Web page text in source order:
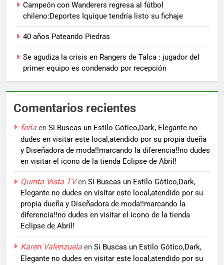
Campeón con Wanderers regresa al fútbol
chileno:Deportes Iquique tendría listo su fichaje
40 años Pateando Piedras
Se agudiza la crisis en Rangers de Talca : jugador del
primer equipo es condenado por recepción
Comentarios recientes
feña en Si Buscas un Estilo Gótico,Dark, Elegante no
dudes en visitar este local,atendido por su propia dueña
y Diseñadora de moda!!marcando la diferencia!!no dudes
en visitar el icono de la tienda Eclipse de Abril!
Quinta Vista TVen Si Buscas un Estilo Gótico,Dark,
Elegante no dudes en visitar este local,atendido por su
propia dueña y Diseñadora de moda!!marcando la
diferencia!!no dudes en visitar el icono de la tienda
Eclipse de Abril!
Karen Valenzuela en Si Buscas un Estilo Gótico,Dark,
Elegante no dudes en visitar este local,atendido por su